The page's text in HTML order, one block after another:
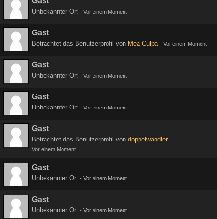
Unbekannter Ort - Vor einem Moment
Gast
Betrachtet das Benutzerprofil von Mea Culpa - Vor einem Moment
Gast
Unbekannter Ort - Vor einem Moment
Gast
Unbekannter Ort - Vor einem Moment
Gast
Betrachtet das Benutzerprofil von doppelwandler -
Vor einem Moment
Gast
Unbekannter Ort - Vor einem Moment
Gast
Unbekannter Ort - Vor einem Moment